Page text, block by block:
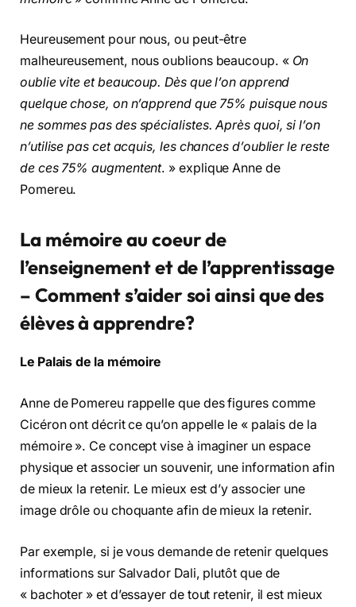
Heureusement pour nous, ou peut-être
malheureusement, nous oublions beaucoup. « On
oublie vite et beaucoup. Dès que l’on apprend
quelque chose, on n’apprend que 75% puisque nous
ne sommes pas des spécialistes. Après quoi, si l’on
n’utilise pas cet acquis, les chances d’oublier le reste
de ces 75% augmentent. » explique Anne de
Pomereu.
La mémoire au coeur de
l’enseignement et de l’apprentissage
– Comment s’aider soi ainsi que des
élèves à apprendre?
Le Palais de la mémoire
Anne de Pomereu rappelle que des figures comme
Cicéron ont décrit ce qu’on appelle le « palais de la
mémoire ». Ce concept vise à imaginer un espace
physique et associer un souvenir, une information afin
de mieux la retenir. Le mieux est d’y associer une
image drôle ou choquante afin de mieux la retenir.
Par exemple, si je vous demande de retenir quelques
informations sur Salvador Dali, plutôt que de
« bachoter » et d’essayer de tout retenir, il est mieux